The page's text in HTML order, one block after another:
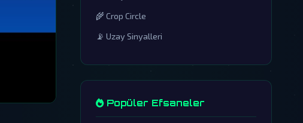
🌾 Crop Circle
📡 Uzay Sinyalleri
Popüler Efsaneler